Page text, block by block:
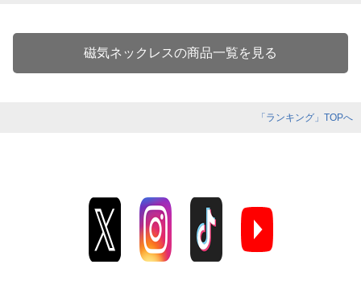
磁気ネックレスの商品一覧を見る
「ランキング」TOPへ